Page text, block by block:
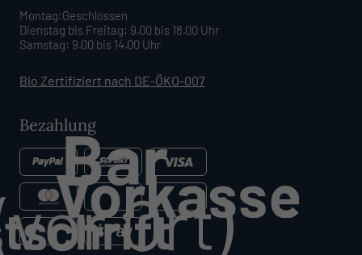
Montag:Geschlossen
Dienstag bis Freitag: 9.00 bis 18.00 Uhr
Samstag: 9.00 bis 14.00 Uhr
Bio Zertifiziert nach DE-ÖKO-007
Bezahlung